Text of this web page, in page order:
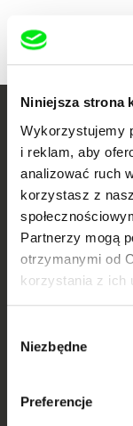
Niniejsza strona
Wykorzystujemy
i reklam, aby
analizować ruch
korzystasz z
Partnerzy mogą
otrzymanymi od
korzystania z ich
zgody
Niezbędne
Preferencje
Portal DAFilms.pl